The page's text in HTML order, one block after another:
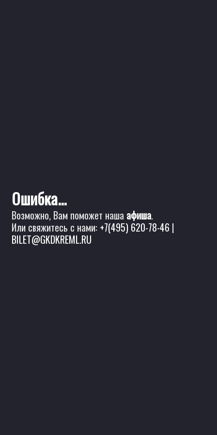
Ошибка...
Возможно, Вам поможет наша афиша.
Или свяжитесь с нами: +7(495) 620-78-46 |
BILET@GKDKREML.RU